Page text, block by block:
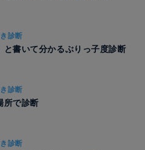
診断
と書いて分かるぶりっ子度診断
診断
所で診断
診断